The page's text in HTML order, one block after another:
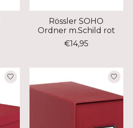
Rössler SOHO
Ordner m.Schild rot
€14,95